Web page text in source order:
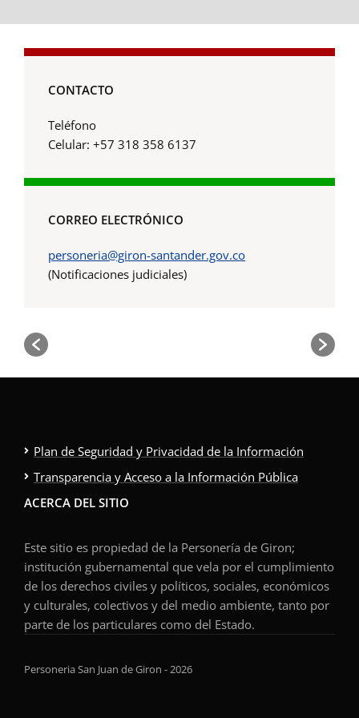
CONTACTO
Teléfono
Celular: +57 318 358 6137
CORREO ELECTRÓNICO
personeria@giron-santander.gov.co
(Notificaciones judiciales)
Plan de Seguridad y Privacidad de la Información
Transparencia y Acceso a la Información Pública
ACERCA DEL SITIO
Este sitio es propiedad de la Personería de Giron;
institución gubernamental que vela por el cumplimiento
de los derechos civiles y políticos, sociales, económicos
y culturales, colectivos y del medio ambiente, tanto por
parte de los particulares como del Estado.
Personeria San Juan de Giron - 2026